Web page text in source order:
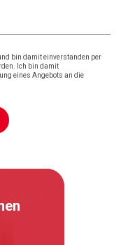
bin damit einverstanden per
Ich bin damit
eines Angebots an die